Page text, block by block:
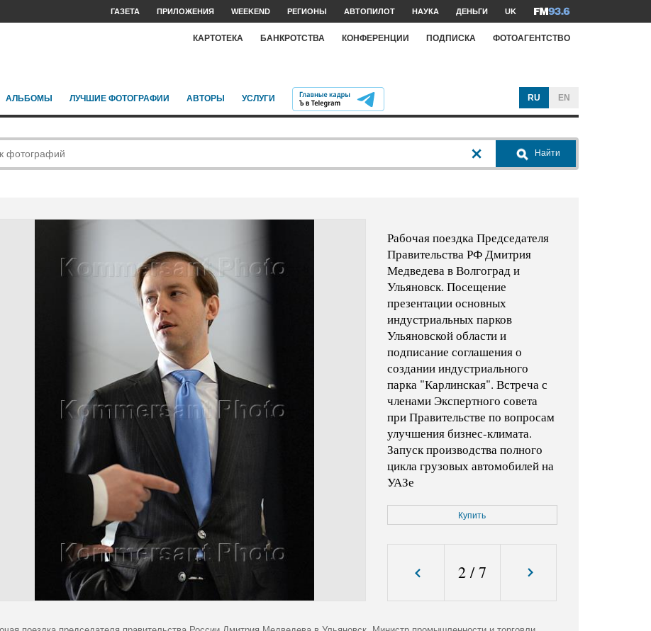
ГАЗЕТА ПРИЛОЖЕНИЯ WEEKEND РЕГИОНЫ АВТОПИЛОТ НАУКА ДЕНЬГИ UK
КАРТОТЕКА БАНКРОТСТВА КОНФЕРЕНЦИИ ПОДПИСКА ФОТОАГЕНТСТВО
АЛЬБОМЫ ЛУЧШИЕ ФОТОГРАФИИ АВТОРЫ УСЛУГИ RU EN
Найти
Рабочая поездка Председателя
Правительства РФ Дмитрия
Медведева в Волгоград и
Ульяновск. Посещение
презентации основных
индустриальных парков
Ульяновской области и
подписание соглашения о
создании индустриального
парка "Карлинская". Встреча с
членами Экспертного совета
при Правительстве по вопросам
улучшения бизнес-климата.
Запуск производства полного
цикла грузовых автомобилей на
УАЗе
KMO_140654_00003_1
Размер фото (пикс.): 1940x2646
Купить
2/7